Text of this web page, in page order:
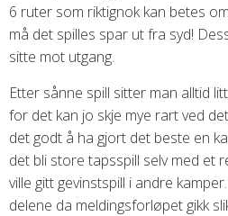
6 ruter som riktignok kan betes
må det spilles spar ut fra syd!
sitte mot utgang.
Etter sånne spill sitter man alltid
for det kan jo skje mye rart ved
det godt å ha gjort det beste en
det bli store tapsspill selv med et
ville gitt gevinstspill i andre
delene da meldingsforløpet gikk